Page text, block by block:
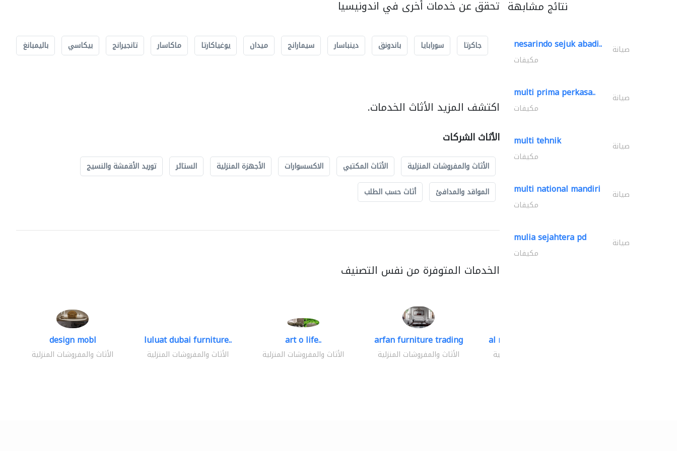
تحقق عن خدمات أخرى في اندونيسيا
جاكرتا سورابايا باندونق دينباسار سيمارانج ميدان يوغياكارتا ماكاسار تانجيرانج بيكاسي باليمبانغ
اكتشف المزيد الأثاث الخدمات.
الأثاث الشركات
الأثاث والمفروشات المنزلية الأثاث المكتبي الاكسسوارات الأجهزة المنزلية الستائر
توريد الأقمشة والنسيج
المواقد والمدافئ
أثاث حسب الطلب
الخدمات المتوفرة من نفس التصنيف
design mobl
الأثاث والمفروشات المنزلية
luluat dubai furniture..
الأثاث والمفروشات المنزلية
art o life..
الأثاث والمفروشات المنزلية
arfan furniture trading
الأثاث والمفروشات المنزلية
al mashrabia furniture..
الأثاث والمفروشات المنزلية
نتائج مشابهة
nesarindo sejuk abadi.. صيانة
مكيفات
multi prima perkasa.. صيانة
مكيفات
multi tehnik صيانة
مكيفات
multi national mandiri صيانة
مكيفات
mulia sejahtera pd صيانة
مكيفات